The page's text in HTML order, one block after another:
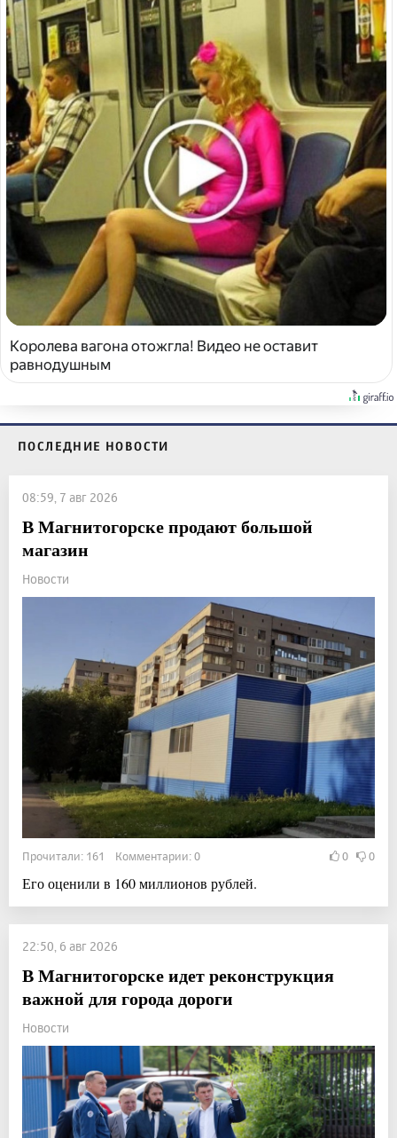
Королева вагона отожгла! Видео не оставит
равнодушным
ПОСЛЕДНИЕ НОВОСТИ
08:59, 7 авг 2026
В Магнитогорске продают большой
магазин
Новости
Прочитали: 161 Комментарии: 0 0 0
Его оценили в 160 миллионов рублей.
22:50, 6 авг 2026
В Магнитогорске идет реконструкция
важной для города дороги
Новости